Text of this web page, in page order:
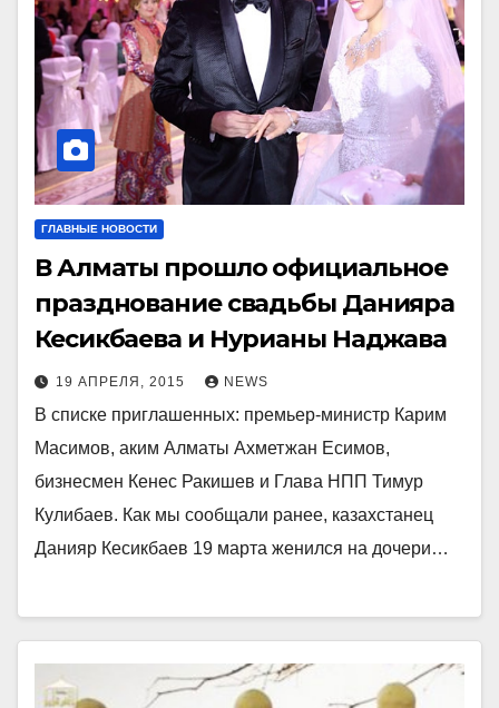
ГЛАВНЫЕ НОВОСТИ
В Алматы прошло официальное
празднование свадьбы Данияра
Кесикбаева и Нурианы Наджава
19 АПРЕЛЯ, 2015 NEWS
В списке приглашенных: премьер-министр Карим
Масимов, аким Алматы Ахметжан Есимов,
бизнесмен Кенес Ракишев и Глава НПП Тимур
Кулибаев. Как мы сообщали ранее, казахстанец
Данияр Кесикбаев 19 марта женился на дочери…